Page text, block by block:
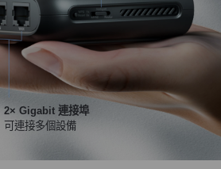
2× Gigabit 連接埠
可連接多個設備